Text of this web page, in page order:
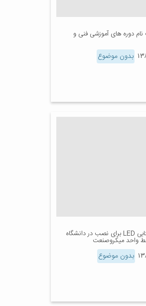
دوره های آموزشی فنی و
بدون موضوع
ساخت مهتابی LED برای نصب در دانشگاه
واحد میکروصنعت
بدون موضوع